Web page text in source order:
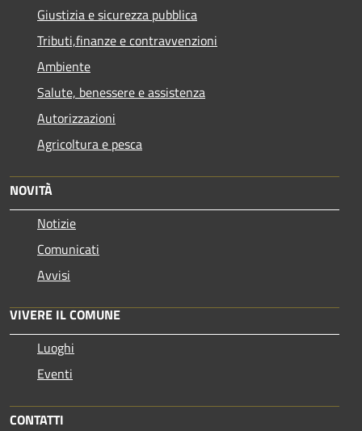
Giustizia e sicurezza pubblica
Tributi,finanze e contravvenzioni
Ambiente
Salute, benessere e assistenza
Autorizzazioni
Agricoltura e pesca
NOVITÀ
Notizie
Comunicati
Avvisi
VIVERE IL COMUNE
Luoghi
Eventi
CONTATTI